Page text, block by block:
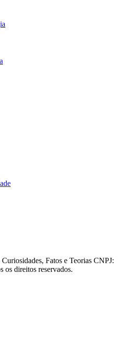
Fatos e Teorias CNPJ:
os direitos reservados.